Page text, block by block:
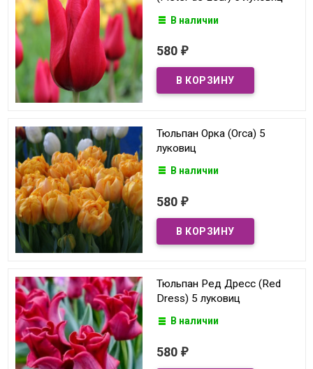
В наличии
580 ₽
Тюльпан Орка (Orca) 5
луковиц
В наличии
580 ₽
Тюльпан Ред Дресс (Red
Dress) 5 луковиц
В наличии
580 ₽